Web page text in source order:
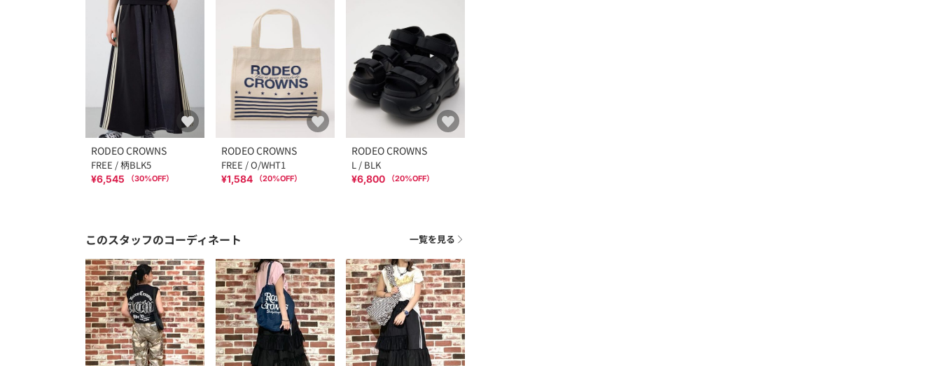
RODEO CROWNS
FREE / 柄BLK5
¥6,545 （30%OFF）
RODEO CROWNS
FREE / O/WHT1
¥1,584 （20%OFF）
RODEO CROWNS
L / BLK
¥6,800 （20%OFF）
このスタッフのコーディネート 一覧を見る